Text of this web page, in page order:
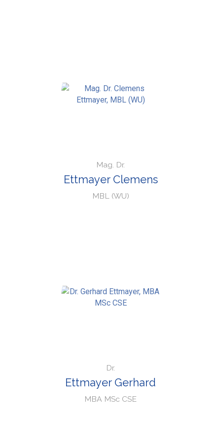
Mag. Dr.
Ettmayer Clemens
MBL (WU)
Dr.
Ettmayer Gerhard
MBA MSc CSE